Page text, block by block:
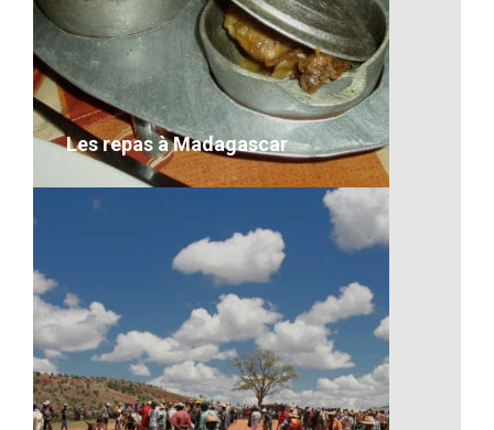
Artisanat-Des filets de pêche à
Madagascar
VOIR LE DÉTAIL
Les repas à Madagascar